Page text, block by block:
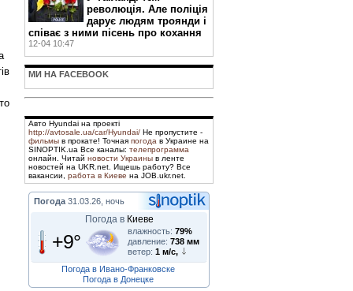
революція. Але поліція
дарує людям троянди і
співає з ними пісень про кохання
12-04 10:47
МИ НА FACEBOOK
Авто Hyundai на проекті
http://avtosale.ua/car/Hyundai/ Не пропустите -
фильмы в прокате! Точная погода в Украине на
SINOPTIK.ua Все каналы: телепрограмма
онлайн. Читай новости Украины в ленте
новостей на UKR.net. Ищешь работу? Все
вакансии, работа в Киеве на JOB.ukr.net.
Погода 31.03.26, ночь
Погода в Киеве
+9° влажность: 79%
давление: 738 мм
ветер: 1 м/с,
Погода в Ивано-Франковске
Погода в Донецке